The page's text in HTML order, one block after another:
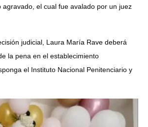
agravado, el cual fue avalado por un juez
judicial, Laura María Rave deberá
la pena en el establecimiento
el Instituto Nacional Penitenciario y